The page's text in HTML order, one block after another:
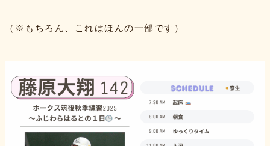
（※もちろん、これはほんの一部です）